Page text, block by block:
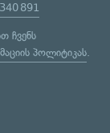
891
ჩვენს
პოლიტიკას.